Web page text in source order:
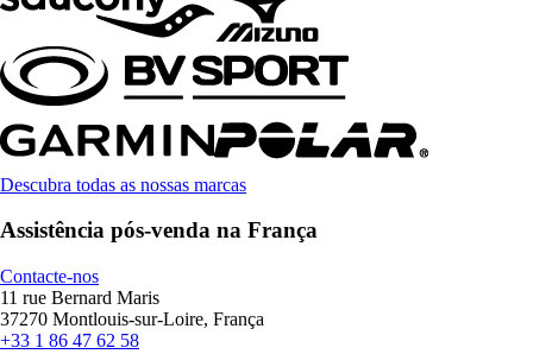
Descubra todas as nossas marcas
Assistência pós-venda na França
Contacte-nos
11 rue Bernard Maris
37270 Montlouis-sur-Loire, França
+33 1 86 47 62 58